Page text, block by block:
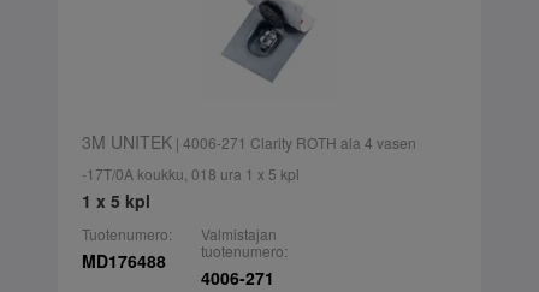
3M UNITEK| 4006-271 Clarity ROTH ala 4 vasen
-17T/0A koukku, 018 ura 1 x 5 kpl
1 x 5 kpl
Tuotenumero:
MD176488
Valmistajan
tuotenumero:
4006-271